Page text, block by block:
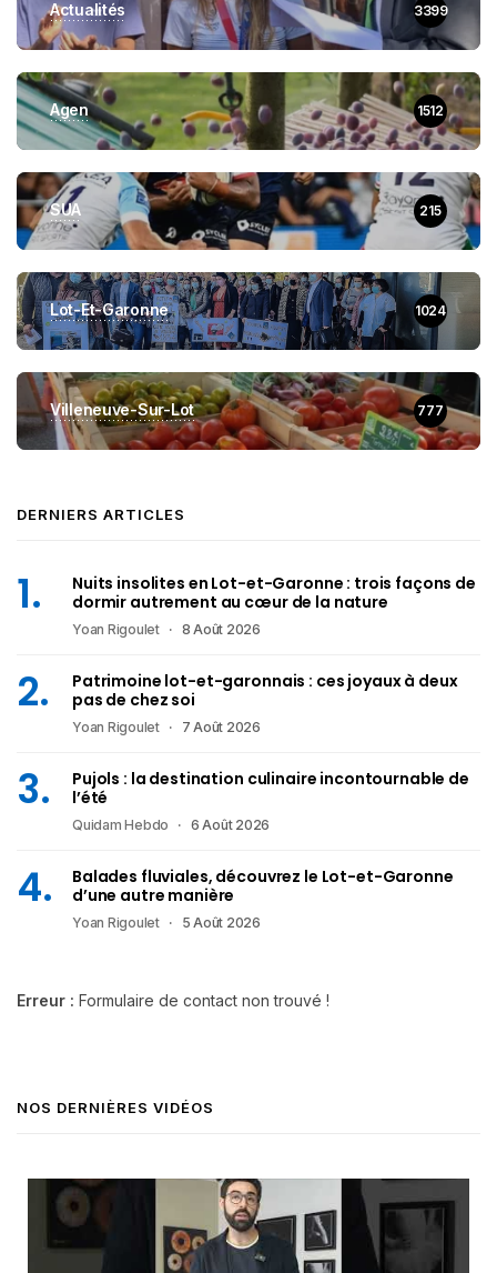
Actualités 3399
Agen 1512
SUA 215
Lot-Et-Garonne 1024
Villeneuve-Sur-Lot 777
DERNIERS ARTICLES
Nuits insolites en Lot-et-Garonne : trois façons de
dormir autrement au cœur de la nature
Yoan Rigoulet 8 Août 2026
Patrimoine lot-et-garonnais : ces joyaux à deux
pas de chez soi
Yoan Rigoulet 7 Août 2026
Pujols : la destination culinaire incontournable de
l’été
Quidam Hebdo 6 Août 2026
Balades fluviales, découvrez le Lot-et-Garonne
d’une autre manière
Yoan Rigoulet 5 Août 2026
Erreur : Formulaire de contact non trouvé !
NOS DERNIÈRES VIDÉOS